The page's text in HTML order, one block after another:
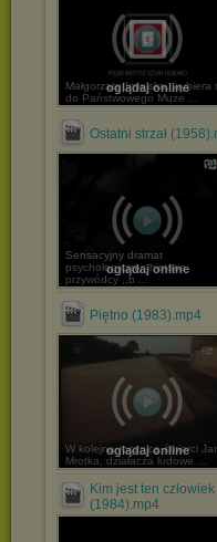
oglądaj online
Małgorzata Imielska, wybiera
do Państwowego Muze ...
Ostatni strzał
oglądaj online
Sensacyjny dramat
psychologiczny: historia
przywódcy ,,b ...
Piętno (1983).mp4
oglądaj online
W kolejną rocznicę śmierci
Mrotka, działacza ludowe ...
Kim jest ten człowiek
(1984).mp4